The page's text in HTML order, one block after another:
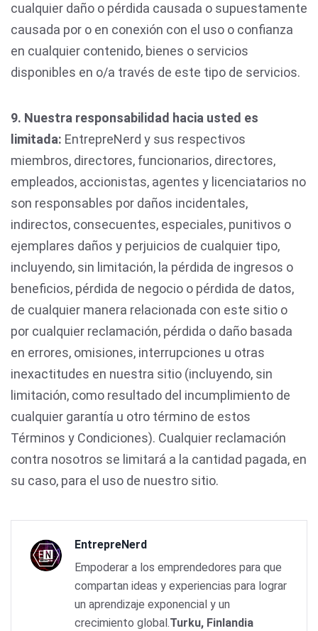
cualquier daño o pérdida causada o supuestamente
causada por o en conexión con el uso o confianza
en cualquier contenido, bienes o servicios
disponibles en o/a través de este tipo de servicios.
9. Nuestra responsabilidad hacia usted es
limitada: EntrepreNerd y sus respectivos
miembros, directores, funcionarios, directores,
empleados, accionistas, agentes y licenciatarios no
son responsables por daños incidentales,
indirectos, consecuentes, especiales, punitivos o
ejemplares daños y perjuicios de cualquier tipo,
incluyendo, sin limitación, la pérdida de ingresos o
beneficios, pérdida de negocio o pérdida de datos,
de cualquier manera relacionada con este sitio o
por cualquier reclamación, pérdida o daño basada
en errores, omisiones, interrupciones u otras
inexactitudes en nuestra sitio (incluyendo, sin
limitación, como resultado del incumplimiento de
cualquier garantía u otro término de estos
Términos y Condiciones). Cualquier reclamación
contra nosotros se limitará a la cantidad pagada, en
su caso, para el uso de nuestro sitio.
EntrepreNerd
Empoderar a los emprendedores para que
compartan ideas y experiencias para lograr
un aprendizaje exponencial y un
crecimiento global.Turku, Finlandia